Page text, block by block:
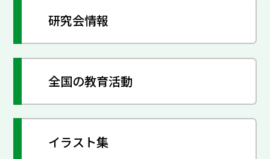
研究会情報
全国の教育活動
イラスト集